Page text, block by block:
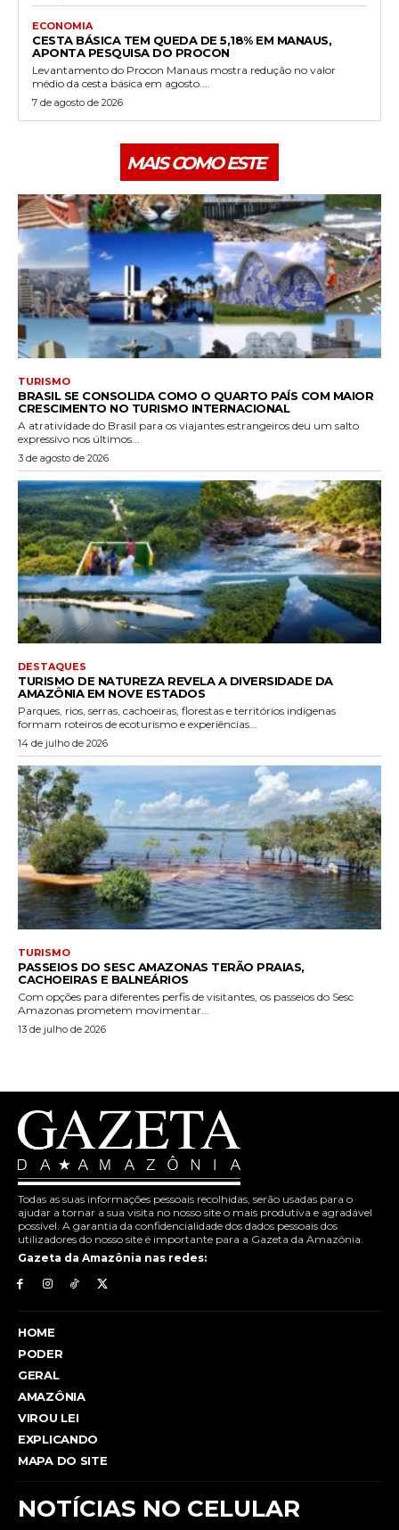
ECONOMIA
CESTA BÁSICA TEM QUEDA DE 5,18% EM MANAUS,
APONTA PESQUISA DO PROCON
Levantamento do Procon Manaus mostra redução no valor
médio da cesta básica em agosto....
7 de agosto de 2026
MAIS COMO ESTE
TURISMO
BRASIL SE CONSOLIDA COMO O QUARTO PAÍS COM MAIOR
CRESCIMENTO NO TURISMO INTERNACIONAL
A atratividade do Brasil para os viajantes estrangeiros deu um salto
expressivo nos últimos...
3 de agosto de 2026
DESTAQUES
TURISMO DE NATUREZA REVELA A DIVERSIDADE DA
AMAZÔNIA EM NOVE ESTADOS
Parques, rios, serras, cachoeiras, florestas e territórios indígenas
formam roteiros de ecoturismo e experiências...
14 de julho de 2026
TURISMO
PASSEIOS DO SESC AMAZONAS TERÃO PRAIAS,
CACHOEIRAS E BALNEÁRIOS
Com opções para diferentes perfis de visitantes, os passeios do Sesc
Amazonas prometem movimentar...
13 de julho de 2026
Todas as suas informações pessoais recolhidas, serão usadas para o
ajudar a tornar a sua visita no nosso site o mais produtiva e agradável
possível. A garantia da confidencialidade dos dados pessoais dos
utilizadores do nosso site é importante para a Gazeta da Amazônia.
Gazeta da Amazônia nas redes:
HOME
PODER
GERAL
AMAZÔNIA
VIROU LEI
EXPLICANDO
MAPA DO SITE
NOTÍCIAS NO CELULAR